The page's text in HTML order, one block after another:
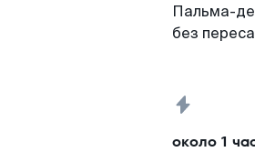
Пальма-
без
около 1